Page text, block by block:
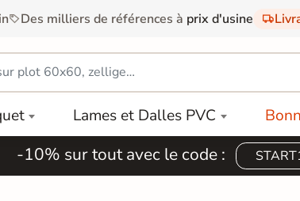
Des milliers de références à prix d'usine
Lames et Dalles PVC
-10% sur tout avec le code :